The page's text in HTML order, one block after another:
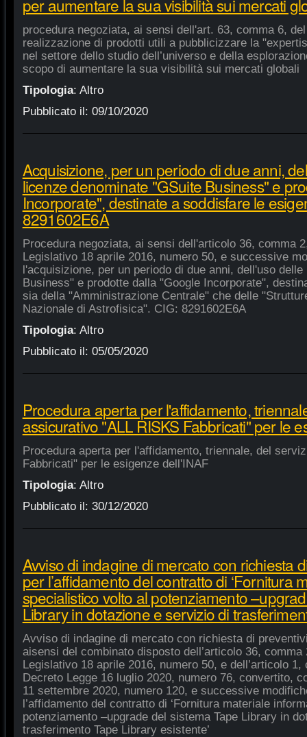
per aumentare la sua visibilità sui mercati
procedura negoziata, ai sensi dell'art. 63, comma 6,
realizzazione di prodotti utili a pubblicizzare la
nel settore dello studio dell’universo e della
scopo di aumentare la sua visibilità sui mercati globali
Tipologia: Altro
Pubblicato il: 09/10/2020
Acquisizione, per un periodo di due anni,
licenze denominate "GSuite Business" e
Incorporate", destinate a soddisfare le
8291602E6A
Procedura negoziata, ai sensi dell'articolo 36, comma
Legislativo 18 aprile 2016, numero 50, e successive
l'acquisizione, per un periodo di due anni, dell'uso
Business" e prodotte dalla "Google Incorporate",
sia della "Amministrazione Centrale" che delle
Nazionale di Astrofisica". CIG: 8291602E6A
Tipologia: Altro
Pubblicato il: 05/05/2020
Procedura aperta per l'affidamento,
assicurativo "ALL RISKS Fabbricati" per le
Procedura aperta per l'affidamento, triennale, del
Fabbricati" per le esigenze dell'INAF
Tipologia: Altro
Pubblicato il: 30/12/2020
Avviso di indagine di mercato con richiesta
per l’affidamento del contratto di ‘Fornitura
specialistico volto al potenziamento
Library in dotazione e servizio di
Avviso di indagine di mercato con richiesta di
aisensi del combinato disposto dell’articolo 36,
Legislativo 18 aprile 2016, numero 50, e dell’articolo
Decreto Legge 16 luglio 2020, numero 76, convertito,
11 settembre 2020, numero 120, e successive
l’affidamento del contratto di ‘Fornitura materiale
potenziamento –upgrade del sistema Tape Library in
trasferimento Tape Library esistente’